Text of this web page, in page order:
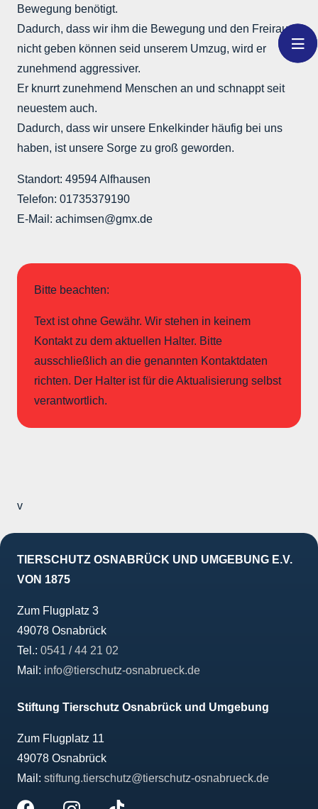
Bewegung benötigt.
Dadurch, dass wir ihm die Bewegung und den Freiraum
nicht geben können seid unserem Umzug, wird er
zunehmend aggressiver.
Er knurrt zunehmend Menschen an und schnappt seit
neuestem auch.
Dadurch, dass wir unsere Enkelkinder häufig bei uns
haben, ist unsere Sorge zu groß geworden.
Standort: 49594 Alfhausen
Telefon: 01735379190
E-Mail: achimsen@gmx.de
Bitte beachten:
Text ist ohne Gewähr. Wir stehen in keinem
Kontakt zu dem aktuellen Halter. Bitte
ausschließlich an die genannten Kontaktdaten
richten. Der Halter ist für die Aktualisierung selbst
verantwortlich.
v
TIERSCHUTZ OSNABRÜCK UND UMGEBUNG E.V.
VON 1875
Zum Flugplatz 3
49078 Osnabrück
Tel.: 0541 / 44 21 02
Mail: info@tierschutz-osnabrueck.de
Stiftung Tierschutz Osnabrück und Umgebung
Zum Flugplatz 11
49078 Osnabrück
Mail: stiftung.tierschutz@tierschutz-osnabrueck.de